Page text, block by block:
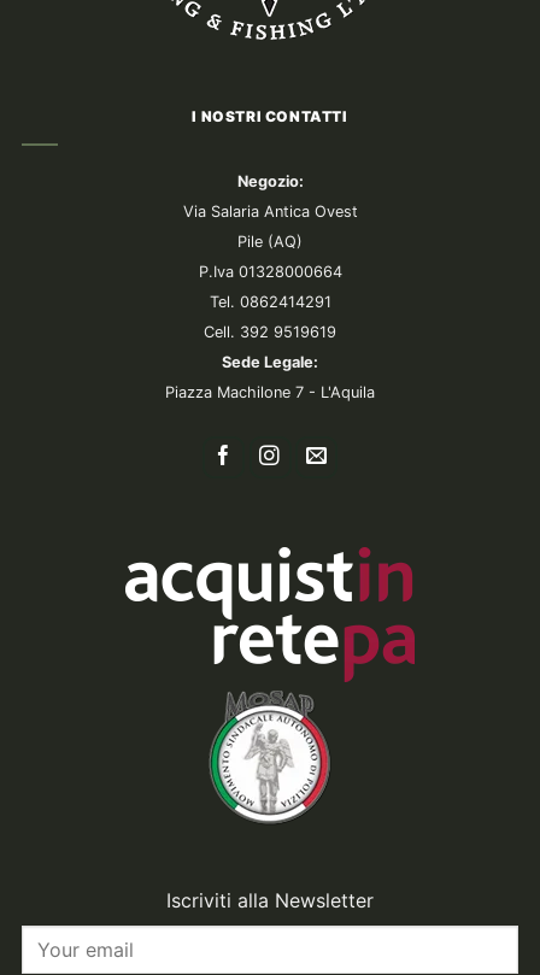
I NOSTRI CONTATTI
Negozio:
Via Salaria Antica Ovest
Pile (AQ)
P.Iva 01328000664
Tel. 0862414291
Cell. 392 9519619
Sede Legale:
Piazza Machilone 7 - L'Aquila
Iscriviti alla Newsletter